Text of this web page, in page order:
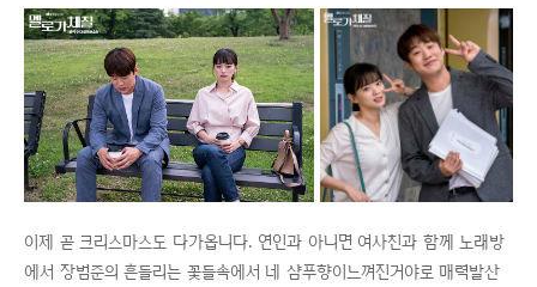
이제 곧 크리스마스도 다가옵니다. 연인과 아니면 여사친과 함께 노래방
에서 장범준의 흔들리는 꽃들속에서 네 샴푸향이느껴진거야로 매력발산